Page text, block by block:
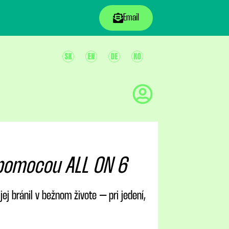
Email
ALL ON 6
bránil v bežnom živote – pri jedení,